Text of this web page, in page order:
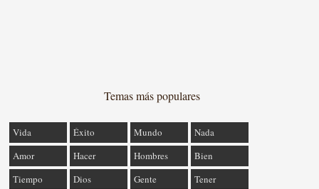
Temas más populares
Vida Éxito Mundo
Nada
Amor
Hacer Hombres
Bien
Tiempo
Dios Gente
Tener